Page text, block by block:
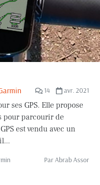
14 avr. 2021
ses GPS. Elle propose
pour parcourir de
est vendu avec un
ParAbrab Assor